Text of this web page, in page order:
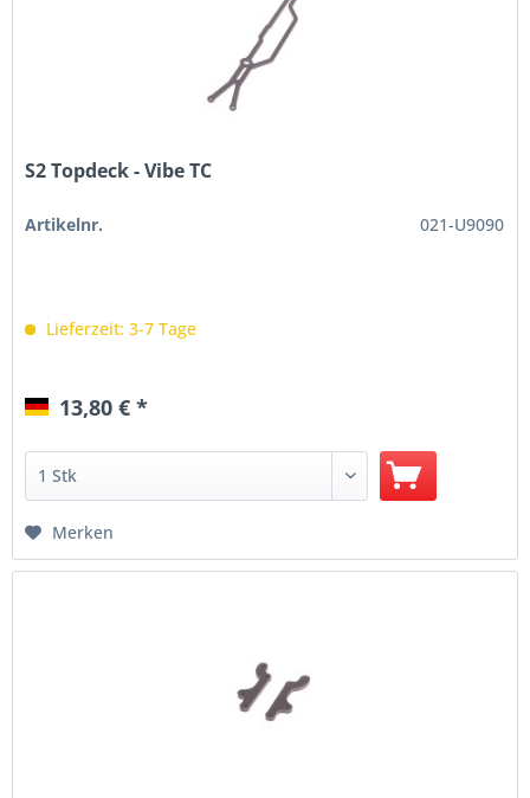
S2 Topdeck - Vibe TC
Artikelnr. 021-U9090
Lieferzeit: 3-7 Tage
13,80 € *
Merken